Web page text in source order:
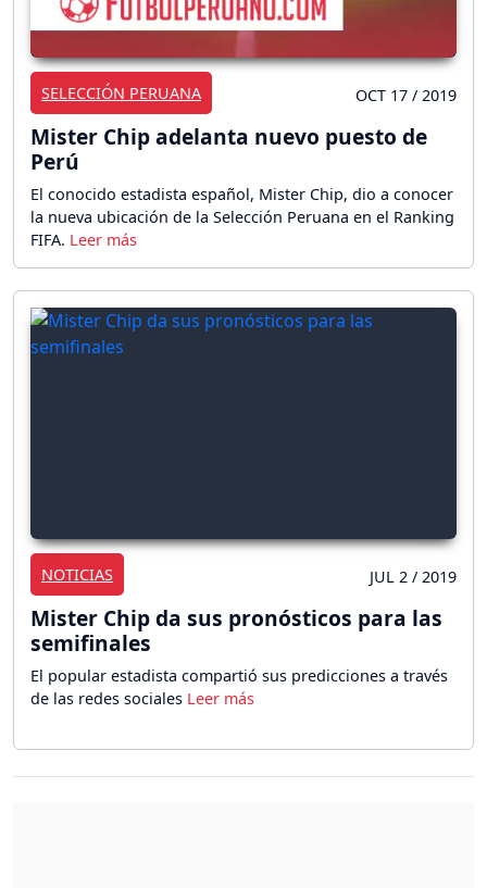
SELECCIÓN PERUANA OCT 17 / 2019
Mister Chip adelanta nuevo puesto de
Perú
El conocido estadista español, Mister Chip, dio a conocer
la nueva ubicación de la Selección Peruana en el Ranking
FIFA.
NOTICIAS JUL 2 / 2019
Mister Chip da sus pronósticos para las
semifinales
El popular estadista compartió sus predicciones a través
de las redes sociales